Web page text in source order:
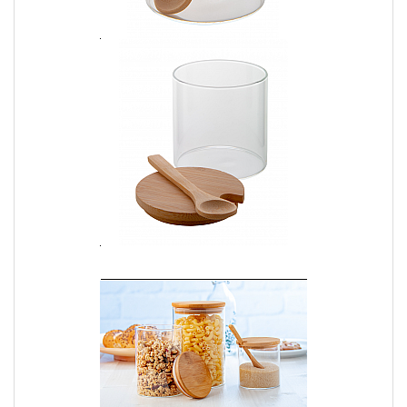
2. Candele con Stampa Personalizzata: Atmosfera e Stile
Le candele con stampa personalizzata possono trasformare la
tua casa in un'oasi di comfort e stile. Scegli un design che ti
piace e personalizzala con il tuo logo, una frase significativa o
3. Coperte Personalizzate: Un Comfort Unico
Le coperte personalizzate possono diventare un oggetto di
arredamento piacevole ed utile. Stampando il tuo logo o una
scritta su di esse, trasformi un semplice oggetto in un
utilizzerai la coperta, il tuo marchio sarà sotto i riflettori.
Gadget Personalizzati per la Cucina
1. Grembiuli Personalizzati: Stile mentre Cucini
Se sei un appassionato di cucina o lavori nel settore, i grembiuli
personalizzati sono essenziali. Indossando un grembiule con il
tuo logo durante le attività culinarie, darai un tocco di